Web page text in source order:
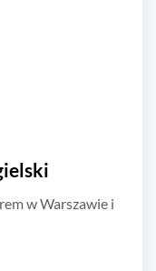
w Warszawie i